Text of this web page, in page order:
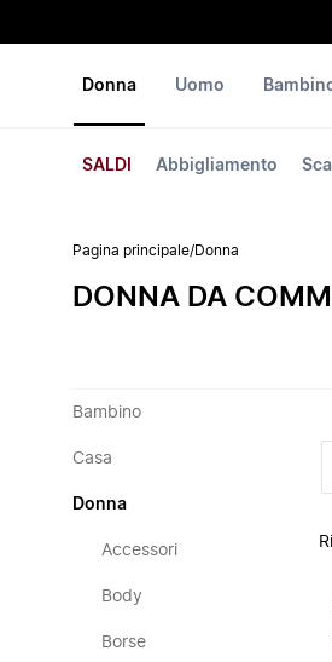
Donna
SALDI Abbigliamento
Uomo
Pagina principale/Donna
DONNA DA
Bambino
Casa
Donna
Accessori
Body
Borse